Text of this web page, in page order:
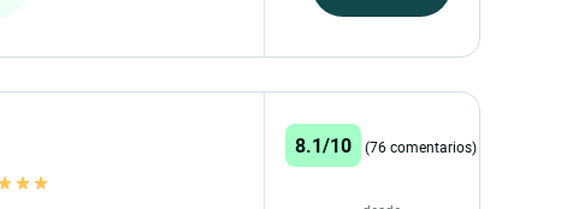
8.1/10 (76 comentarios)